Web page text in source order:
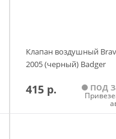
Клапан воздушный
2005 (черный) Badger
415 р. под